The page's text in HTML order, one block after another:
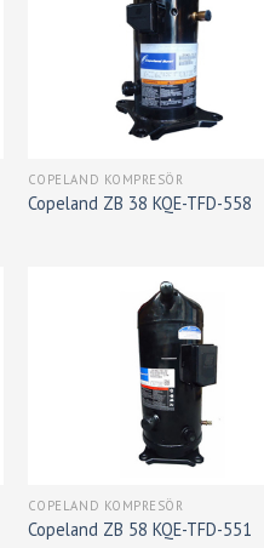
COPELAND KOMPRESÖR
Copeland ZB 38 KQE-TFD-558
COPELAND KOMPRESÖR
Copeland ZB 58 KQE-TFD-551